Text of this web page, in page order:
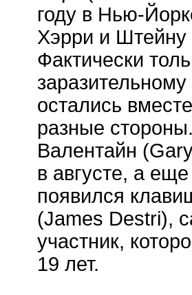
году в Нью-
Хэрри и Штейну
Фактически
остались
разные
Валентайн
в августе, а
появился
(James Destri),
участник,
19 лет.